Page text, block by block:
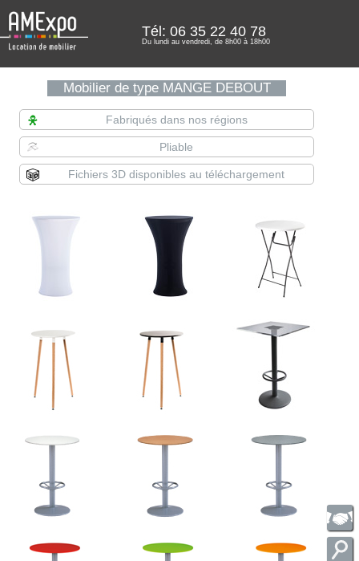
Tél: 06 35 22 40 78
Du lundi au vendredi, de 8h00 à 18h00
Mobilier de type MANGE DEBOUT
Fabriqués dans nos régions
Pliable
Fichiers 3D disponibles au téléchargement